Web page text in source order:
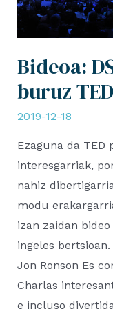
Bideoa:
buruz
2019-12-18
Ezaguna da
interesgarriak,
nahiz
modu
izan zaidan
ingeles
Jon Ronson Es
Charlas
e incluso